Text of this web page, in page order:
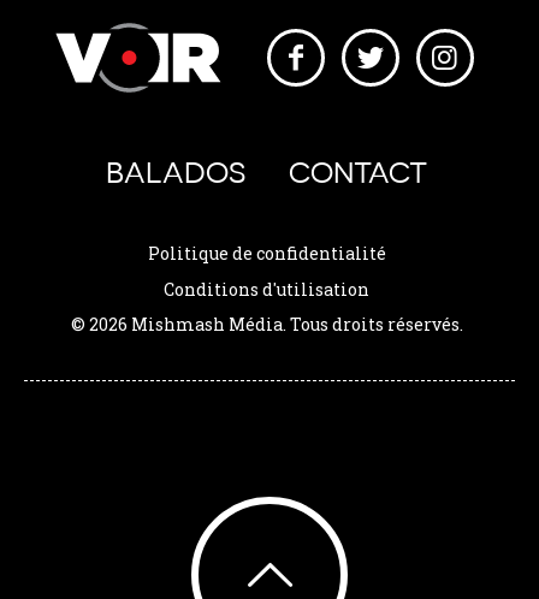
BALADOS CONTACT
Politique de confidentialité
Conditions d'utilisation
© 2026 Mishmash Média. Tous droits réservés.